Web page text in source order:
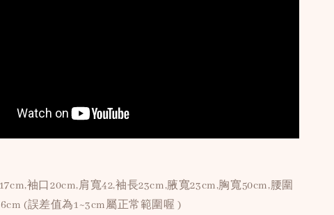
袖口20cm,肩寬42,袖長23cm,腋寬23cm,胸寬50cm,腰圍
(誤差值為1~3cm屬正常範圍喔 )